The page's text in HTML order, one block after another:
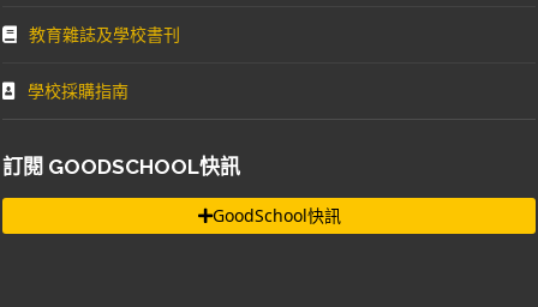
教育雜誌及學校書刊
學校採購指南
訂閱 GOODSCHOOL快訊
GoodSchool快訊